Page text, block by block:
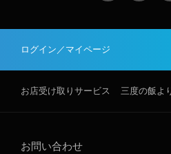
ログイン／マイページ
お店受け取りサービス 三度の飯よ
お問い合わせ